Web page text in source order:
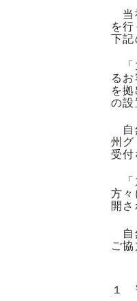
当
を
下
「
る
を
の
自
州
受
「
方
開
自
ご
１